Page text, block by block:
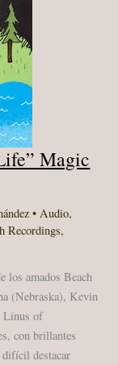
Magic
•Audio,
Recordings,
los amados Beach
(Nebraska), Kevin
Linus of
con brillantes
difícil destacar